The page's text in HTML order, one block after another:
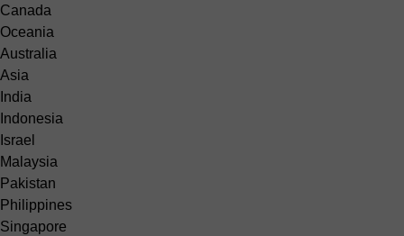
Canada
Oceania
Australia
Asia
India
Indonesia
Israel
Malaysia
Pakistan
Philippines
Singapore